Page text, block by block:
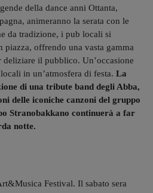
della dance anni Ottanta,
animeranno la serata con le
da tradizione, i pub locali si
piazza, offrendo una vasta gamma
il pubblico. Un’occasione
in un’atmosfera di festa. La
di una tribute band degli Abba,
delle iconiche canzoni del gruppo
Stranobakkano continuerà a far
notte.
Festival. Il sabato sera